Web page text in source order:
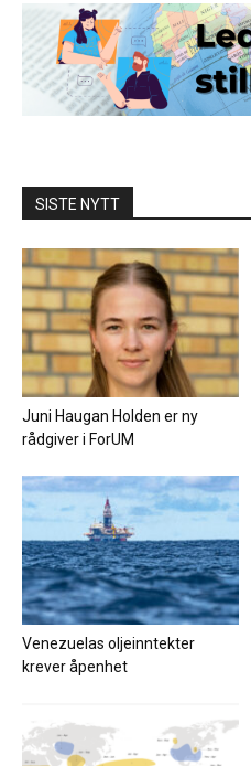
SISTE NYTT
Juni Haugan Holden er ny
rådgiver i ForUM
Venezuelas oljeinntekter
krever åpenhet